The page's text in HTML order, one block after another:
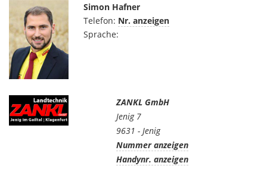
Simon Hafner
Telefon: Nr. anzeigen
Sprache:
ZANKL GmbH
Jenig 7
9631 - Jenig
Nummer anzeigen
Handynr. anzeigen